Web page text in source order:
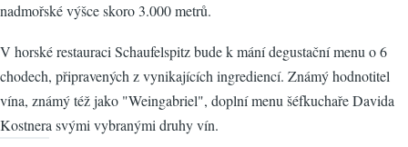
nadmořské výšce skoro 3.000 metrů.
V horské restauraci Schaufelspitz bude k mání degustační menu o 6
chodech, připravených z vynikajících ingrediencí. Známý hodnotitel
vína, známý též jako "Weingabriel", doplní menu šéfkuchaře Davida
Kostnera svými vybranými druhy vín.